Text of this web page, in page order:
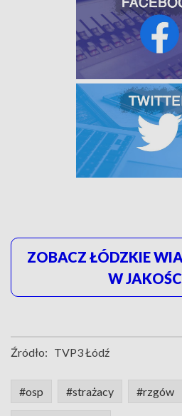
ZOBACZ ŁÓDZKIE
W
Źródło: TVP3 Łódź
#osp #strażacy #rzgów